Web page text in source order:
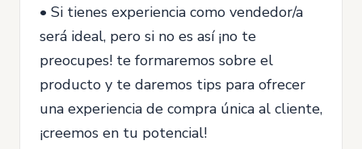
• Si tienes experiencia como vendedor/a
será ideal, pero si no es así ¡no te
preocupes! te formaremos sobre el
producto y te daremos tips para ofrecer
una experiencia de compra única al cliente,
¡creemos en tu potencial!